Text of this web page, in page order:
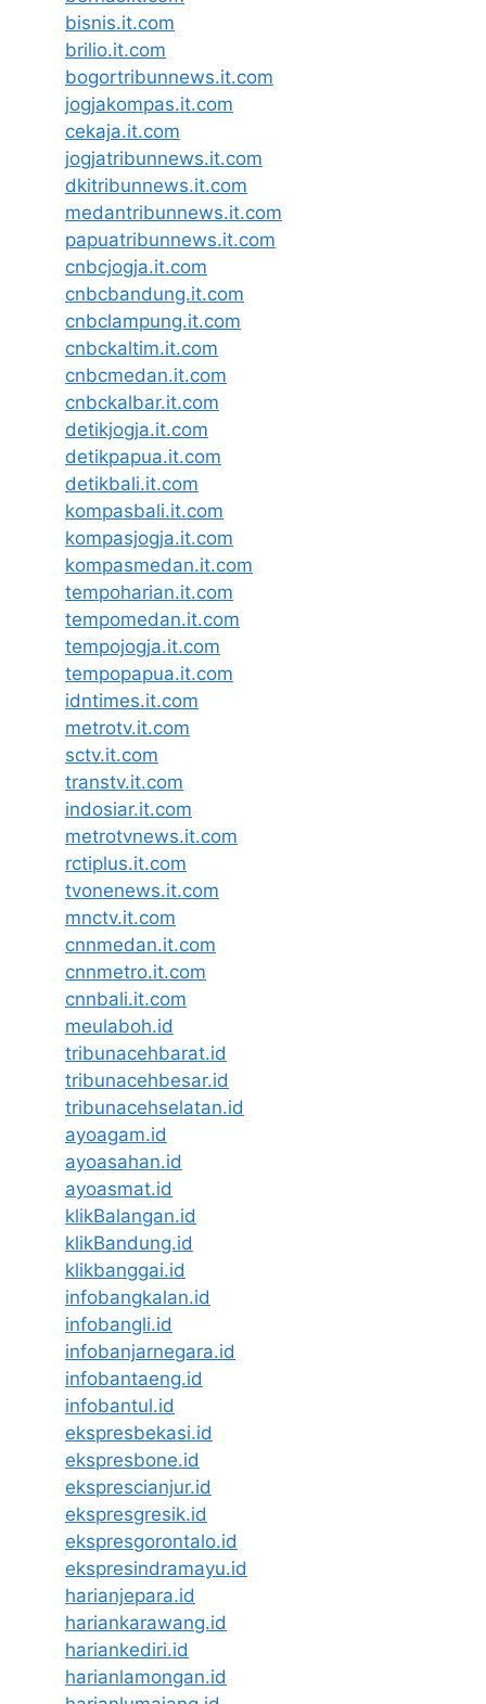
bisnis.it.com
brilio.it.com
bogortribunnews.it.com
jogjakompas.it.com
cekaja.it.com
jogjatribunnews.it.com
dkitribunnews.it.com
medantribunnews.it.com
papuatribunnews.it.com
cnbcjogja.it.com
cnbcbandung.it.com
cnbclampung.it.com
cnbckaltim.it.com
cnbcmedan.it.com
cnbckalbar.it.com
detikjogja.it.com
detikpapua.it.com
detikbali.it.com
kompasbali.it.com
kompasjogja.it.com
kompasmedan.it.com
tempoharian.it.com
tempomedan.it.com
tempojogja.it.com
tempopapua.it.com
idntimes.it.com
metrotv.it.com
sctv.it.com
transtv.it.com
indosiar.it.com
metrotvnews.it.com
rctiplus.it.com
tvonenews.it.com
mnctv.it.com
cnnmedan.it.com
cnnmetro.it.com
cnnbali.it.com
meulaboh.id
tribunacehbarat.id
tribunacehbesar.id
tribunacehselatan.id
ayoagam.id
ayoasahan.id
ayoasmat.id
klikBalangan.id
klikBandung.id
klikbanggai.id
infobangkalan.id
infobangli.id
infobanjarnegara.id
infobantaeng.id
infobantul.id
ekspresbekasi.id
ekspresbone.id
eksprescianjur.id
ekspresgresik.id
ekspresgorontalo.id
ekspresindramayu.id
harianjepara.id
hariankarawang.id
hariankediri.id
harianlamongan.id